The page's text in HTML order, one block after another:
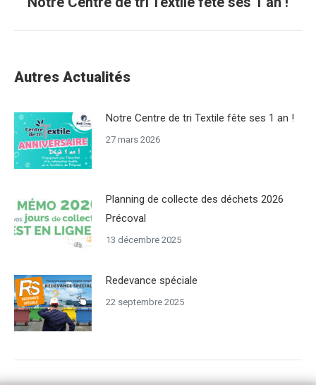
commentaire
Autres Actualités
Notre Centre de tri Textile fête ses 1 an !
27 mars 2026
Planning de collecte des déchets 2026
Précoval
13 décembre 2025
Redevance spéciale
22 septembre 2025